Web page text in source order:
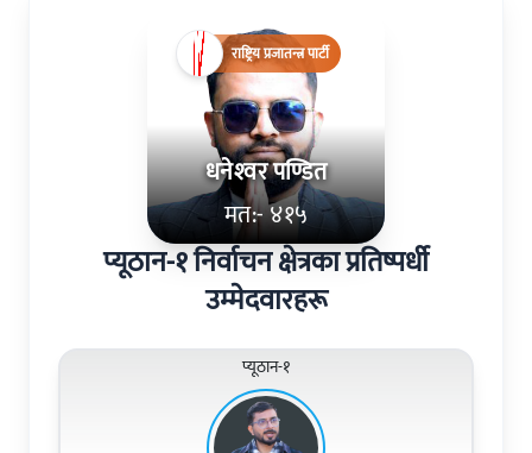
धनेश्‍वर पण्डित
मत:- ४१५
राष्ट्रिय प्रजातन्त्र पार्टी
प्यूठान-१ निर्वाचन क्षेत्रका प्रतिष्पर्धी
उम्मेदवारहरू
प्यूठान-१